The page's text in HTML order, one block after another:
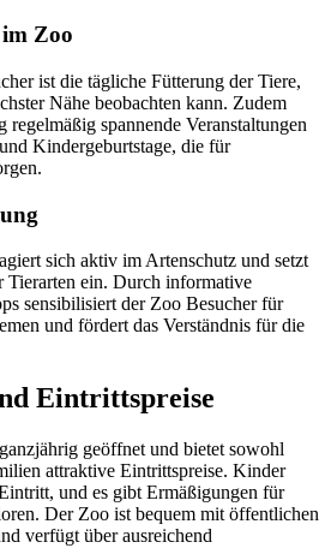
Zoo
ist die tägliche Fütterung der Tiere,
Nähe beobachten kann. Zudem
spannende Veranstaltungen
Kindergeburtstage, die für
sich aktiv im Artenschutz und setzt
Tierarten ein. Durch informative
sensibilisiert der Zoo Besucher für
und fördert das Verständnis für die
Eintrittspreise
geöffnet und bietet sowohl
attraktive Eintrittspreise. Kinder
und es gibt Ermäßigungen für
Der Zoo ist bequem mit öffentlichen
verfügt über ausreichend